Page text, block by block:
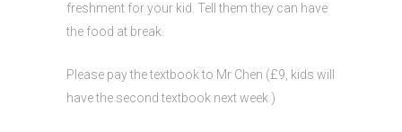
freshment for your kid. Tell them they can have
the food at break.
Please pay the textbook to Mr Chen (£9, kids will
have the second textbook next week )